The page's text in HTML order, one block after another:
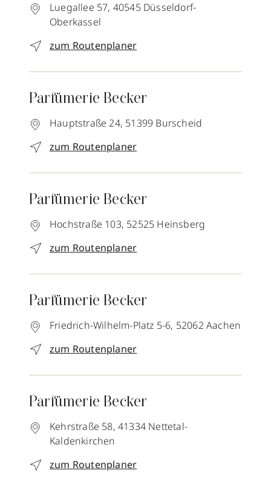
Luegallee 57, 40545 Düsseldorf-
Oberkassel
zum Routenplaner
Parfümerie Becker
Hauptstraße 24, 51399 Burscheid
zum Routenplaner
Parfümerie Becker
Hochstraße 103, 52525 Heinsberg
zum Routenplaner
Parfümerie Becker
Friedrich-Wilhelm-Platz 5-6, 52062 Aachen
zum Routenplaner
Parfümerie Becker
Kehrstraße 58, 41334 Nettetal-
Kaldenkirchen
zum Routenplaner